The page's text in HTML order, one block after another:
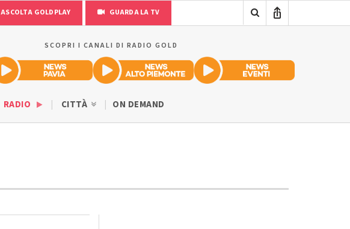
ASCOLTA GOLDPLAY GUARDA LA TV
SCOPRI I CANALI DI RADIO GOLD
RADIO CITTÀ ON DEMAND